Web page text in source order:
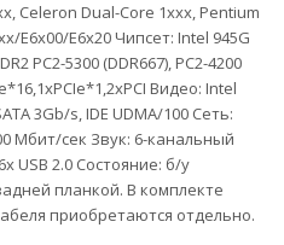
Celeron Dual-Core 1xxx, Pentium
E6x00/E6x20 Чипсет: Intel 945G
PC2-5300 (DDR667), PC2-4200
Видео: Intel
3Gb/s, IDE UDMA/100 Сеть:
Мбит/сек Звук: 6-канальный
USB 2.0 Состояние: б/у
планкой. В комплекте
приобретаются отдельно.